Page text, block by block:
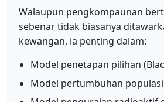
Walaupun pengkompaunan
sebenar tidak biasanya
kewangan, ia penting dalam:
Model penetapan pilihan
Model pertumbuhan